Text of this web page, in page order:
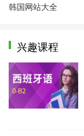
韩国网站大全
兴趣课程